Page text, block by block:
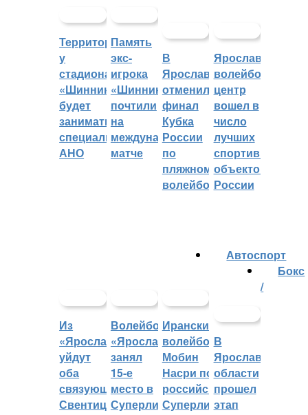
Территорией
у
стадиона
«Шинник»
будет
заниматься
специальное
АНО
Память
экс-
игрока
«Шинника»
почтили
на
международном
матче
В
Ярославле
отменили
финал
Кубка
России
по
пляжному
волейболу
Ярославский
волейбольный
центр
вошел в
число
лучших
спортивных
объектов
России
Из
«Ярославича»
уйдут
оба
связующих:
Свентицкис
Волейбольный
«Ярославич»
занял
15-е
место в
Суперлиге
Иранский
волейболист
Мобин
Насри покинет
российскую
Суперлигу
Автоспорт
В
Ярославской
области
прошел
этап
Бокс
/